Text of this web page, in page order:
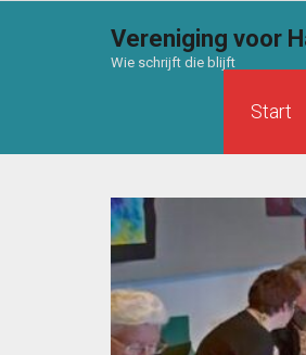
Vereniging voor
Wie schrijft die blijft
Start